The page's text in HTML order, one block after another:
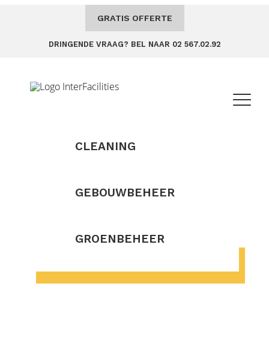
DRINGENDE VRAAG? BEL NAAR 02 567.02.92
GRATIS OFFERTE
CLEANING
GEBOUWBEHEER
GROENBEHEER